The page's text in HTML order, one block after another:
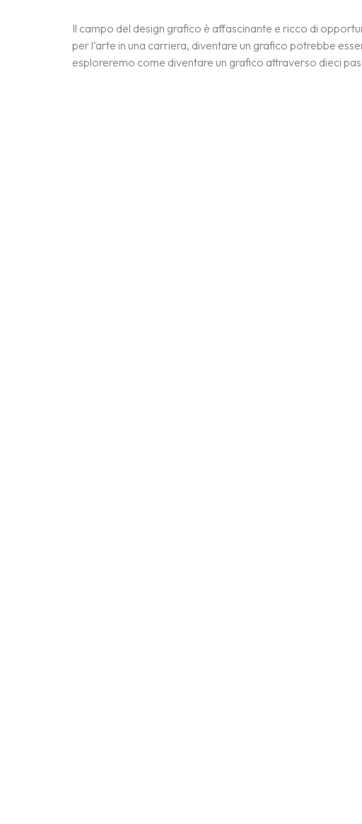
Il campo del design grafico è affascinante e ricco di
per l’arte in una carriera, diventare un grafico potrebbe
esploreremo come diventare un grafico attraverso dieci